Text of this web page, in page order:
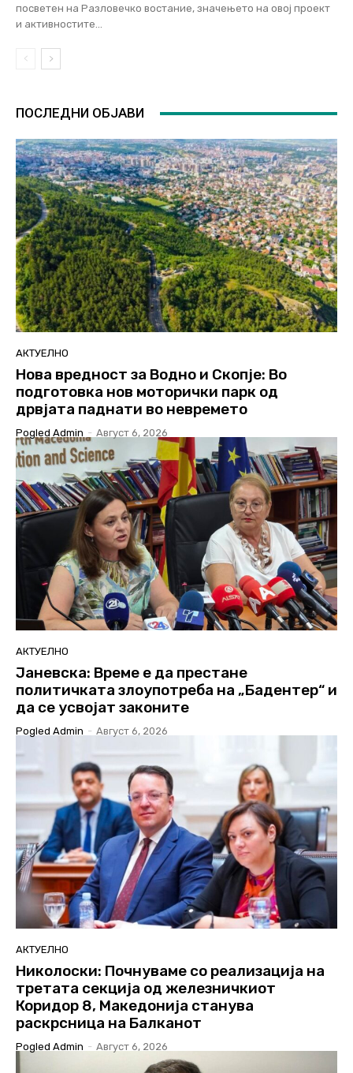
посветен на Разловечко востание, значењето на овој проект
и активностите...
ПОСЛЕДНИ ОБЈАВИ
АКТУЕЛНО
Нова вредност за Водно и Скопје: Во
подготовка нов моторички парк од
дрвјата паднати во невремето
Pogled Admin - Август 6, 2026
АКТУЕЛНО
Јаневска: Време е да престане
политичката злоупотреба на „Бадентер“ и
да се усвојат законите
Pogled Admin - Август 6, 2026
АКТУЕЛНО
Николоски: Почнуваме со реализација на
третата секција од железничкиот
Коридор 8, Македонија станува
раскрсница на Балканот
Pogled Admin - Август 6, 2026